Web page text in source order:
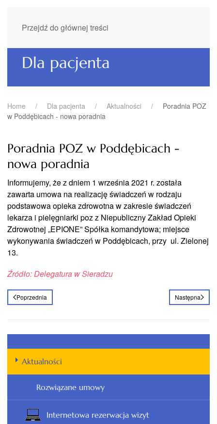
Przejdź do głównej treści
Dla pacjenta
Home Dla pacjenta Aktualności
Poradnia POZ
w Poddębicach - nowa poradnia
Poradnia POZ w Poddębicach -
nowa poradnia
Informujemy, że z dniem 1 września 2021 r. została
zawarta umowa na realizację świadczeń w rodzaju
podstawowa opieka zdrowotna w zakresie świadczeń
lekarza i pielęgniarki poz z Niepubliczny Zakład Opieki
Zdrowotnej „EPIONE” Spółka komandytowa; miejsce
wykonywania świadczeń w Poddębicach, przy ul. Zielonej
13.
Źródło: Delegatura w Sieradzu
Poprzednia Następna
Aktualności
Rozwiązane umowy
Internetowa rezerwacja wizyt